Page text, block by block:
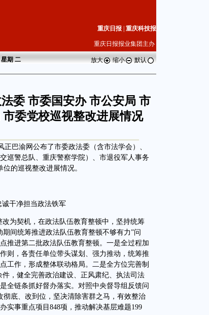
重庆日报 重庆科技报
重庆日报报业集团主办
期二 放大 缩小 默认
委 市委国安办 市公安局 市
委党校巡视整改进展情况
巴渝网公布了市委政法委（含市法学会）、
巡警总队、重庆警察学院）、市退役军人事务
的巡视整改进展情况。
干净担当政法铁军
为契机，在政法队伍教育整顿中，坚持统筹
间统筹推进政法队伍教育整顿不够有力”问
推进第二批政法队伍教育整顿。一是全过程加
则，各责任单位带头谋划、强力推动，统筹推
工作，形成整体联动格局。二是全方位完善制
，健全完善政治建设、正风肃纪、执法司法
全链条抓好督办落实。对照中央督导组反馈问
底、改到位，坚决清除害群之马，有效整治
实事重点项目848项，推动解决基层难题199